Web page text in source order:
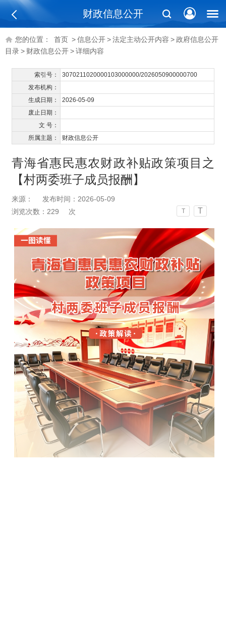
财政信息公开
您的位置： 首页 >信息公开>法定主动公开内容 >政府信息公开
目录> 财政信息公开>详细内容
索引号：
3070211020000103000000/2026050900000700
发布机构：
生成日期：
2026-05-09
废止日期：
文 号：
所属主题：
财政信息公开
青海省惠民惠农财政补贴政策项目之
【村两委班子成员报酬】
来源：
发布时间：2026-05-09
浏览次数： 229 次 T T